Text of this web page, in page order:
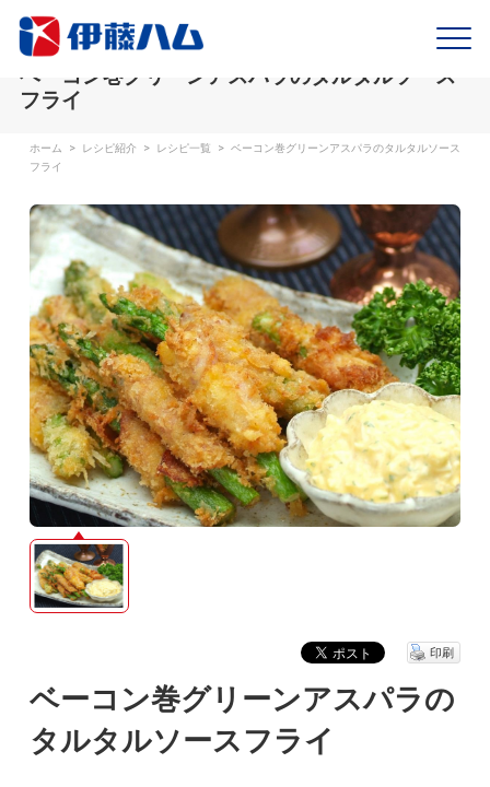
ベーコン巻グリーンアスパラのタルタルソース
フライ
ホーム > レシピ紹介 > レシピ一覧 > ベーコン巻グリーンアスパラのタルタルソース
フライ
ベーコン巻グリーンアスパラの
タルタルソースフライ
印刷